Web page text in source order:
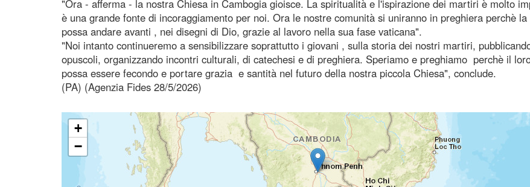
"Ora - afferma - la nostra Chiesa in Cambogia gioisce. La spiritualità e l'ispirazione dei martiri è molto
è una grande fonte di incoraggiamento per noi. Ora le nostre comunità si uniranno in preghiera perchè la
possa andare avanti , nei disegni di Dio, grazie al lavoro nella sua fase vaticana".
"Noi intanto continueremo a sensibilizzare soprattutto i giovani , sulla storia dei nostri martiri,
opuscoli, organizzando incontri culturali, di catechesi e di preghiera. Speriamo e preghiamo perchè il
possa essere fecondo e portare grazia e santità nel futuro della nostra piccola Chiesa", conclude.
(PA) (Agenzia Fides 28/5/2026)
+
−